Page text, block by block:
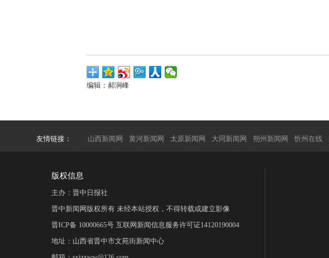
编辑：郝涧峰
友情链接： 山西新闻网 黄河新闻网 太原新闻网 大同新闻网 朔州新闻网 忻州在线
版权信息
主办：晋中日报社
晋中新闻网版权所有 未经本站授权，不得转载或建立影像
晋ICP备 10000665号 互联网新闻信息服务许可证14120190004
地址：山西省晋中市文苑街新闻中心